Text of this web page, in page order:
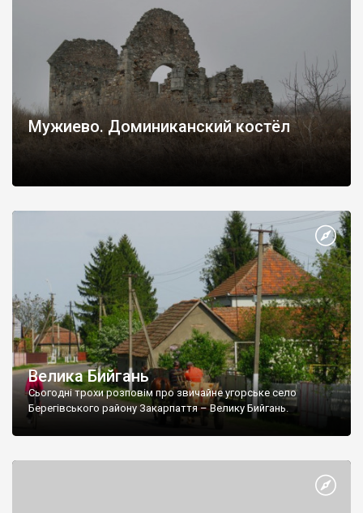
Мужиево. Доминиканский костёл
Велика Бийгань
Сьогодні трохи розповім про звичайне угорське село
Берегівського району Закарпаття – Велику Бийгань.